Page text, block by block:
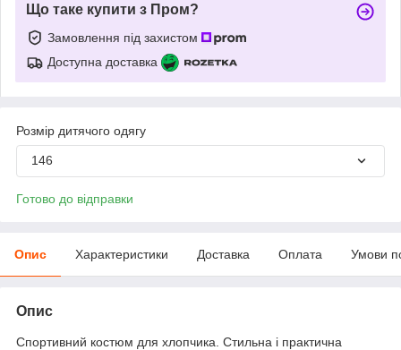
Що таке купити з Пром?
Замовлення під захистом
Доступна доставка
Розмір дитячого одягу
146
Готово до відправки
Опис Характеристики Доставка Оплата Умови
Опис
Спортивний костюм для хлопчика. Стильна і практична